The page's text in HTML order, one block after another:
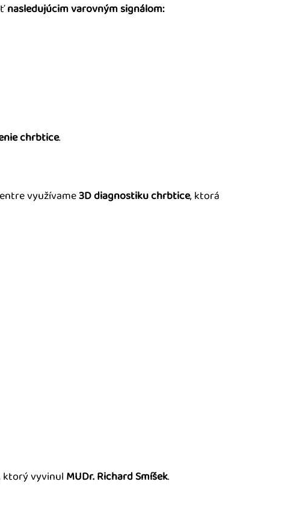
nasledujúcim varovným signálom:
chrbtice.
využívame3D diagnostiku chrbtice, ktorá
ktorý vyvinul MUDr. Richard Smíšek.